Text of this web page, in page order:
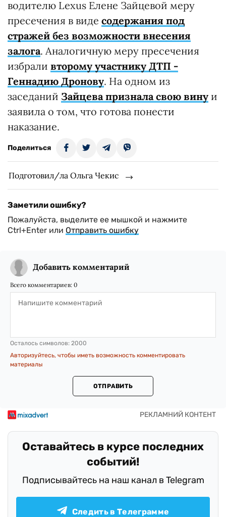
водителю Lexus Елене Зайцевой меру
пресечения в виде содержания под
стражей без возможности внесения
залога. Аналогичную меру пресечения
избрали второму участнику ДТП -
Геннадию Дронову. На одном из
заседаний Зайцева признала свою вину и
заявила о том, что готова понести
наказание.
Поделиться
Подготовил/ла Ольга Чекис
Заметили ошибку?
Пожалуйста, выделите ее мышкой и нажмите
Ctrl+Enter или Отправить ошибку
Добавить комментарий
Всего комментариев: 0
Осталось символов: 2000
Авторизуйтесь, чтобы иметь возможность комментировать
материалы
ОТПРАВИТЬ
Оставайтесь в курсе последних
событий!
Подписывайтесь на наш канал в Telegram
Следить в Телеграмме